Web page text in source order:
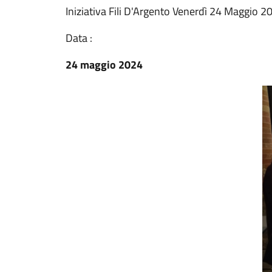
Iniziativa Fili D'Argento Venerdì 24 Maggio
Data :
24 maggio 2024